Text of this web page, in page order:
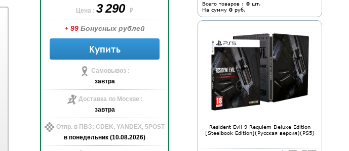
Цена : 3 290 ₽
+ 99 Бонусных рублей
Купить
Самовывоз :
завтра
Доставка по Москве :
завтра
Отпр. в ПВЗ: CDEK, YANDEX, 5POST
в понедельник (10.08.2026)
Всего товаров : 0 шт.
На сумму 0 руб.
Resident Evil 9 Requiem Deluxe Edition
[Steelbook Edition](Русская версия)(PS5)